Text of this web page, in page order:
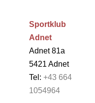
Sportklub
Adnet
Adnet 81a
5421 Adnet
Tel: +43 664
1054964